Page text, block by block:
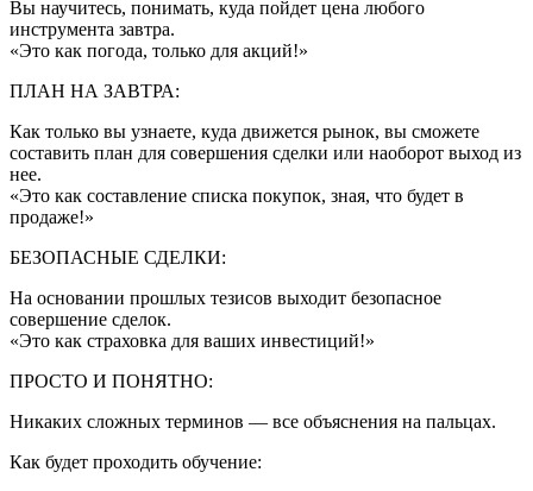
Вы научитесь, понимать, куда пойдет цена любого
инструмента завтра.
«Это как погода, только для акций!»
ПЛАН НА ЗАВТРА:
Как только вы узнаете, куда движется рынок, вы сможете
составить план для совершения сделки или наоборот выход из
нее.
«Это как составление списка покупок, зная, что будет в
продаже!»
БЕЗОПАСНЫЕ СДЕЛКИ:
На основании прошлых тезисов выходит безопасное
совершение сделок.
«Это как страховка для ваших инвестиций!»
ПРОСТО И ПОНЯТНО:
Никаких сложных терминов — все объяснения на пальцах.
Как будет проходить обучение: